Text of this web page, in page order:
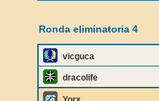
Ronda eliminatoria 4
vicguca
dracolife